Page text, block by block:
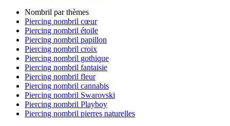
Nombril par thèmes
Piercing nombril cœur
Piercing nombril étoile
Piercing nombril papillon
Piercing nombril croix
Piercing nombril gothique
Piercing nombril fantaisie
Piercing nombril fleur
Piercing nombril cannabis
Piercing nombril Swarovski
Piercing nombril Playboy
Piercing nombril pierres naturelles